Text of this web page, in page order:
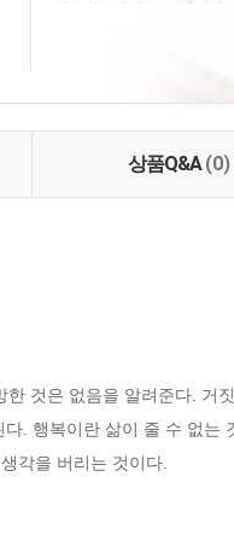
상품Q&A(0)
것은 없음을 알려준다. 거
. 행복이란 삶이 줄 수 없는
각을 버리는 것이다.